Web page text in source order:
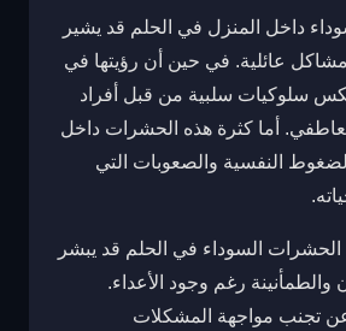
داخل المنزل في الحلم قد يشير
عائلية. في حين أن رؤيتها في
سلوكيات سلبية من قبل أفراد
أما كثرة هذه الحشرات داخل
النفسية والصعوبات التي
السوداء في الحلم قد يبشر
رغم وجود الأعداء.
عن تجنب مواجهة المشكلات